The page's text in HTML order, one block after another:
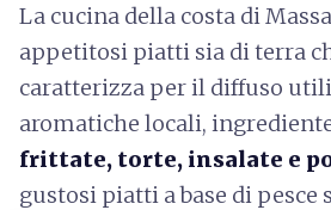
La cucina della costa di
appetitosi piatti sia di terra
caratterizza per il diffuso
aromatiche locali,
frittate, torte, insalate e
gustosi piatti a base di pesce